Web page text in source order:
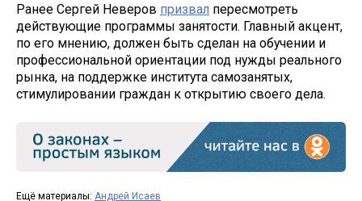
Ранее Сергей Неверов призвал пересмотреть
действующие программы занятости. Главный акцент,
по его мнению, должен быть сделан на обучении и
профессиональной ориентации под нужды реального
рынка, на поддержке института самозанятых,
стимулировании граждан к открытию своего дела.
Ещё материалы: Андрей Исаев